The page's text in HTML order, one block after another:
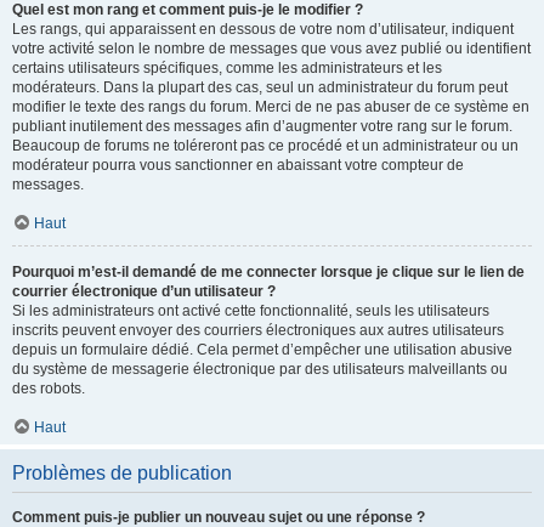
Quel est mon rang et comment puis-je le modifier ?
Les rangs, qui apparaissent en dessous de votre nom d’utilisateur, indiquent
votre activité selon le nombre de messages que vous avez publié ou identifient
certains utilisateurs spécifiques, comme les administrateurs et les
modérateurs. Dans la plupart des cas, seul un administrateur du forum peut
modifier le texte des rangs du forum. Merci de ne pas abuser de ce système en
publiant inutilement des messages afin d’augmenter votre rang sur le forum.
Beaucoup de forums ne toléreront pas ce procédé et un administrateur ou un
modérateur pourra vous sanctionner en abaissant votre compteur de
messages.
Haut
Pourquoi m’est-il demandé de me connecter lorsque je clique sur le lien de
courrier électronique d’un utilisateur ?
Si les administrateurs ont activé cette fonctionnalité, seuls les utilisateurs
inscrits peuvent envoyer des courriers électroniques aux autres utilisateurs
depuis un formulaire dédié. Cela permet d’empêcher une utilisation abusive
du système de messagerie électronique par des utilisateurs malveillants ou
des robots.
Haut
Problèmes de publication
Comment puis-je publier un nouveau sujet ou une réponse ?